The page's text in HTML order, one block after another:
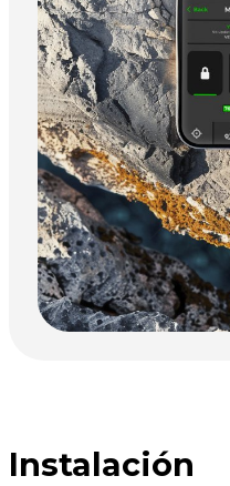
Instalación